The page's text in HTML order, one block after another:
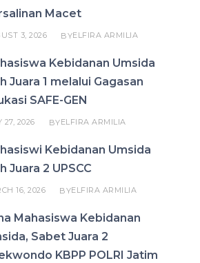
Macet
3, 2026 BYELFIRA ARMILIA
Kebidanan Umsida
Juara 1 melalui Gagasan
SAFE-GEN
27, 2026 BYELFIRA ARMILIA
Kebidanan Umsida
Juara 2 UPSCC
16, 2026 BYELFIRA ARMILIA
Mahasiswa Kebidanan
Sabet Juara 2
KBPP POLRI Jatim